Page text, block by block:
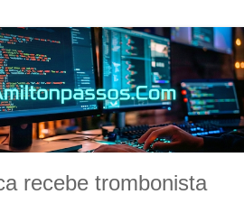
recebe trombonista